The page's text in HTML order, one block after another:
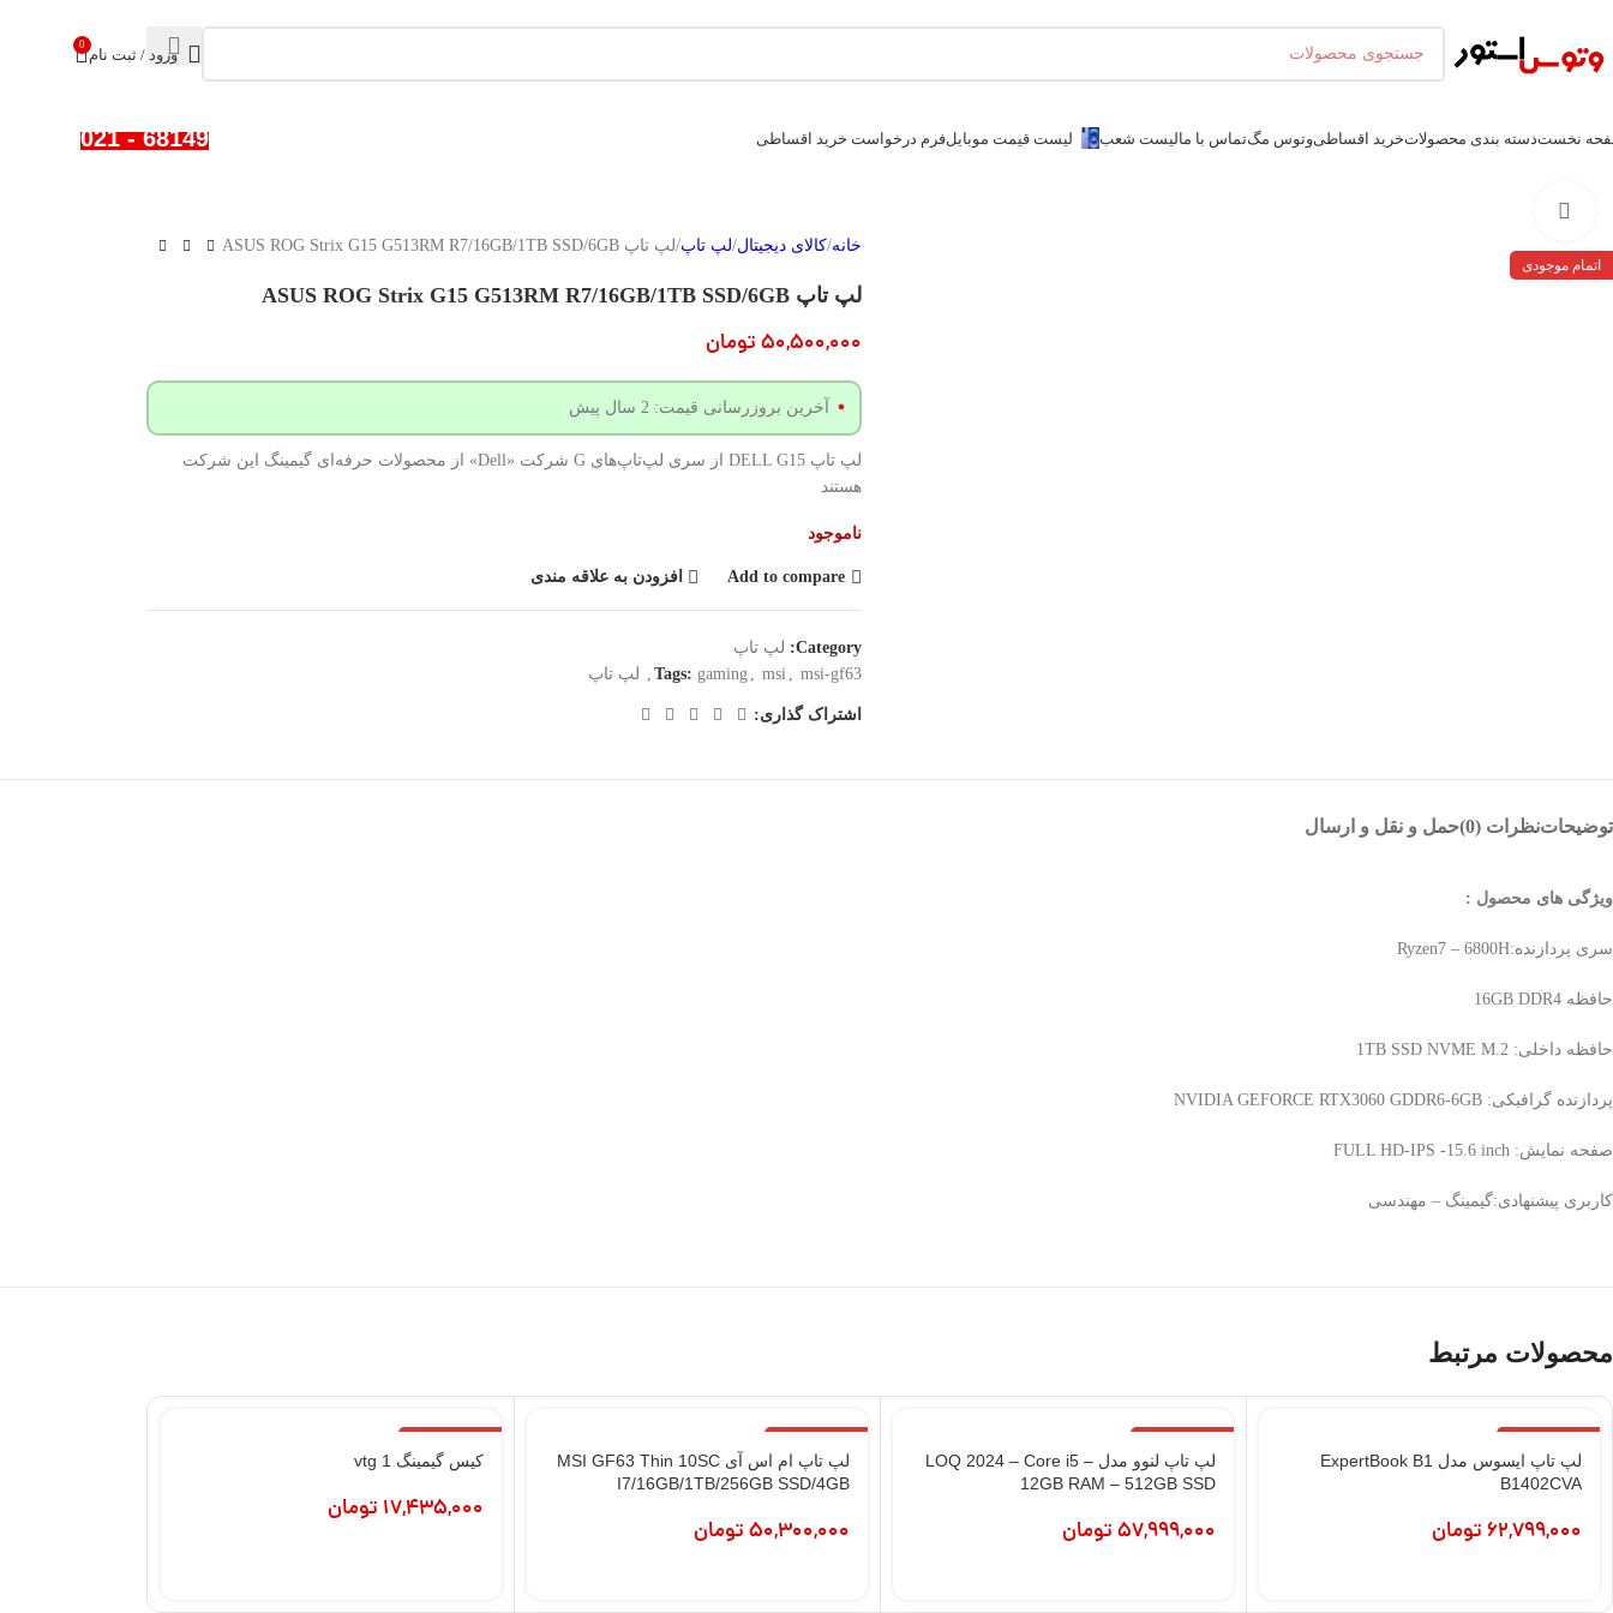
ورود / ثبت نام
0
نخستدسته بندی محصولاتخرید اقساطیوتوس مگتماس با مالیست شعب لیست قیمت موبایلفرم درخواست خرید اقساطی 68149 - 021
اتمام موجودی
خانه کالای دیجیتال لپ تاپ لپ تاپ ASUS ROG Strix G15 G513RM R7/16GB/1TB SSD/6GB
لپ تاپ ASUS ROG Strix G15 G513RM R7/16GB/1TB SSD/6GB
50,500,000تومان
آخرین بروزرسانی قیمت: 2 سال پیش
لپ تاپ DELL G15 از سری لپ‌تاپ‌های G شرکت «Dell» از محصولات حرفه‌ای گیمینگ این شرکت
هستند
ناموجود
Add to compare افزودن به علاقه مندی
Category:
لپ تاپ
Tags: gaming , msi , msi-gf63
, لپ تاپ
اشتراک گذاری:
توضیحاتنظرات (0) حمل و نقل و ارسال
ویژگی های محصول :
سری پردازنده:Ryzen7 – 6800H
حافظه 16GB DDR4
حافظه داخلی: 1TB SSD NVME M.2
پردازنده گرافیکی: NVIDIA GEFORCE RTX3060 GDDR6-6GB
صفحه نمایش: FULL HD-IPS -15.6 inch
کاربری پیشنهادی:گیمینگ – مهندسی
محصولات مرتبط
لپ تاپ ایسوس مدل ExpertBook B1
B1402CVA
62,799,000تومان
لپ تاپ لنوو مدل LOQ 2024 – Core i5 –
12GB RAM – 512GB SSD
57,999,000تومان
لپ تاپ ام اس آی MSI GF63 Thin 10SC
I7/16GB/1TB/256GB SSD/4GB
50,300,000تومان
کیس گیمینگ vtg 1
17,435,000 تومان